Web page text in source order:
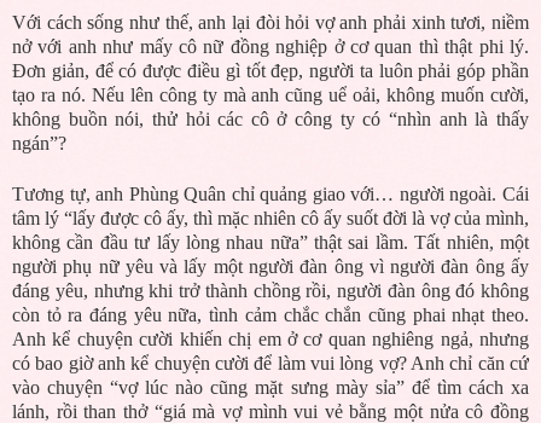
Với cách sống như thế, anh lại đòi hỏi vợ anh phải xinh tươi, niềm
nở với anh như mấy cô nữ đồng nghiệp ở cơ quan thì thật phi lý.
Đơn giản, để có được điều gì tốt đẹp, người ta luôn phải góp phần
tạo ra nó. Nếu lên công ty mà anh cũng uể oải, không muốn cười,
không buồn nói, thử hỏi các cô ở công ty có “nhìn anh là thấy
ngán”?
Tương tự, anh Phùng Quân chỉ quảng giao với… người ngoài. Cái
tâm lý “lấy được cô ấy, thì mặc nhiên cô ấy suốt đời là vợ của mình,
không cần đầu tư lấy lòng nhau nữa” thật sai lầm. Tất nhiên, một
người phụ nữ yêu và lấy một người đàn ông vì người đàn ông ấy
đáng yêu, nhưng khi trở thành chồng rồi, người đàn ông đó không
còn tỏ ra đáng yêu nữa, tình cảm chắc chắn cũng phai nhạt theo.
Anh kể chuyện cười khiến chị em ở cơ quan nghiêng ngả, nhưng
có bao giờ anh kể chuyện cười để làm vui lòng vợ? Anh chỉ căn cứ
vào chuyện “vợ lúc nào cũng mặt sưng mày sỉa” để tìm cách xa
lánh, rồi than thở “giá mà vợ mình vui vẻ bằng một nửa cô đồng